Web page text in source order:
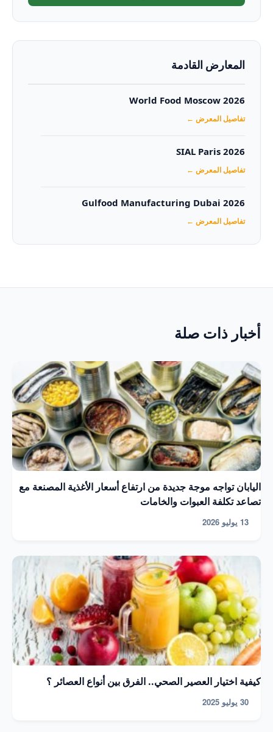
المعارض القادمة
World Food Moscow 2026
تفاصيل المعرض ←
SIAL Paris 2026
تفاصيل المعرض ←
Gulfood Manufacturing Dubai 2026‏
تفاصيل المعرض ←
أخبار ذات صلة
اليابان تواجه موجة جديدة من ارتفاع أسعار الأغذية المصنعة مع
تصاعد تكلفة العبوات والخامات
13 يوليو 2026
كيفية اختيار العصير الصحي.. الفرق بين أنواع العصائر ؟
30 يوليو 2025